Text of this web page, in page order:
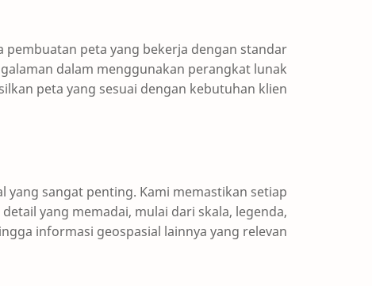
pembuatan peta yang bekerja dengan standar
dalam menggunakan perangkat lunak
peta yang sesuai dengan kebutuhan klien.
yang sangat penting. Kami memastikan setiap
yang memadai, mulai dari skala, legenda,
informasi geospasial lainnya yang relevan.